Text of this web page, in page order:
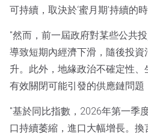
可持續，取決於‘蜜月期’持續的
"然而，前一屆政府對某些公共
導致短期內經濟下滑，隨後投資
升。此外，地緣政治不確定性
有效關閉可能引發的供應鏈問題
"基於同比指數，2026年第一季
口持續萎縮，進口大幅增長。